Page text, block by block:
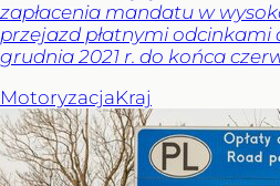
zapłacenia mandatu w
przejazd płatnymi
grudnia 2021 r. do końca
MotoryzacjaKraj